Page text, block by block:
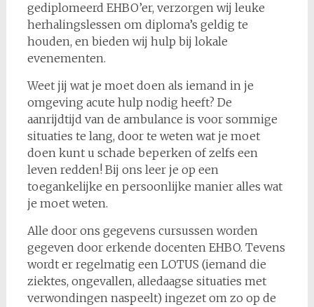
gediplomeerd EHBO’er, verzorgen wij leuke
herhalingslessen om diploma’s geldig te
houden, en bieden wij hulp bij lokale
evenementen.
Weet jij wat je moet doen als iemand in je
omgeving acute hulp nodig heeft? De
aanrijdtijd van de ambulance is voor sommige
situaties te lang, door te weten wat je moet
doen kunt u schade beperken of zelfs een
leven redden! Bij ons leer je op een
toegankelijke en persoonlijke manier alles wat
je moet weten.
Alle door ons gegevens cursussen worden
gegeven door erkende docenten EHBO. Tevens
wordt er regelmatig een LOTUS (iemand die
ziektes, ongevallen, alledaagse situaties met
verwondingen naspeelt) ingezet om zo op de